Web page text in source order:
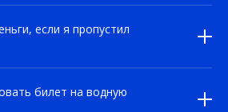
если я пропустил
билет на водную